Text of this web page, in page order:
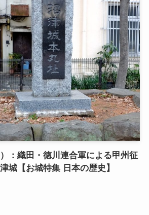
：織田・徳川連合軍による甲州征
城【お城特集 日本の歴史】